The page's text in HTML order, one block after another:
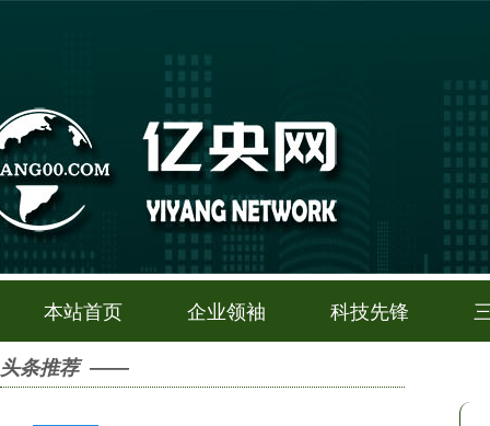
本站首页 企业领袖 科技先锋
头条推荐 ——